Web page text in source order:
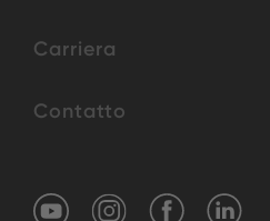
Carriera
Contatto